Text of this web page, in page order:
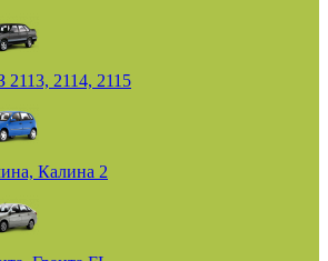
2113, 2114, 2115
Калина 2